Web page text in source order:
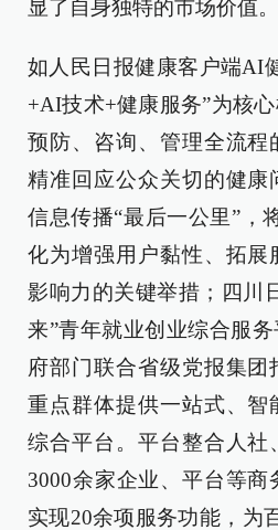
显了自身独特的市场价值。
如人民日报健康客户端AI
+AI技术+健康服务”为核
预防、咨询、管理全流程
精准回应公众关切的健康
信息传播“最后一公里”，
化为增强用户黏性、拓展
影响力的关键举措；四川
来”青年就业创业综合服
府部门联合省级党报集团
重点群体提供一站式、智
综合平台。平台整合人社
3000余家企业、平台等
实现20余项服务功能，为